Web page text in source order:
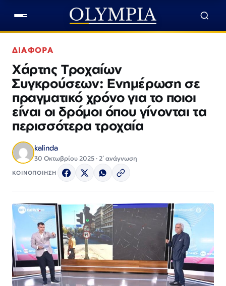
ΔΙΑΦΟΡΑ
Χάρτης Τροχαίων
Συγκρούσεων: Ενημέρωση σε
πραγματικό χρόνο για το ποιοι
είναι οι δρόμοι όπου γίνονται τα
περισσότερα τροχαία
kalinda
30 Οκτωβρίου 2025 · 2΄ ανάγνωση
ΚΟΙΝΟΠΟΙΗΣΗ